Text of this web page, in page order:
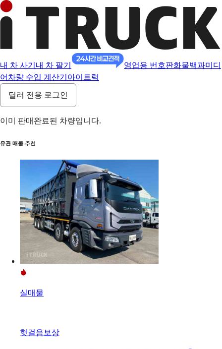
내 차 사기 내 차 팔기 영업용 번호판화물백과미디
어 차량 수입 계산기 아이트럭
딜러 전용 로그인
이미 판매완료된 차량입니다.
유관 매물 추천
실매물
헛걸음보상